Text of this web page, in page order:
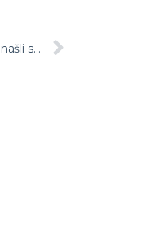
Saj ni res, pa je: Na Nizozemskem med kolesi letala iz Južne Afrike našli slepega potnika